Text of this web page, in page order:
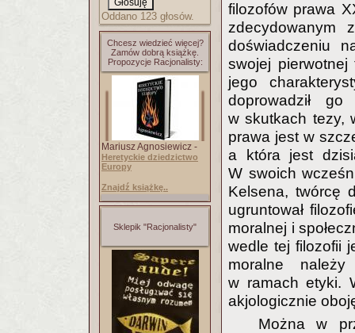
Oddano 123 głosów.
Chcesz wiedzieć więcej?
Zamów dobrą książkę.
Propozycje Racjonalisty:
Mariusz Agnosiewicz -
Heretyckie dziedzictwo
Europy
Znajdź książkę..
Sklepik "Racjonalisty"
filozofów prawa
zdecydowanym
doświadczeniu
swojej pierwotnej
jego
doprowadził
w skutkach tezy,
prawa jest w
a która jest
W swoich
Kelsena, twórcę
ugruntował
moralnej i
wedle tej filozofii
moralne
w ramach etyki.
akjologicznie
Można w